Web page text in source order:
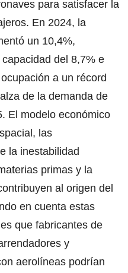
para satisfacer la
En 2024, la
un 10,4%,
del 8,7% e
a un récord
de la demanda de
El modelo económico
las
la inestabilidad
primas y la
al origen del
en cuenta estas
que fabricantes de
y
aerolíneas podrían